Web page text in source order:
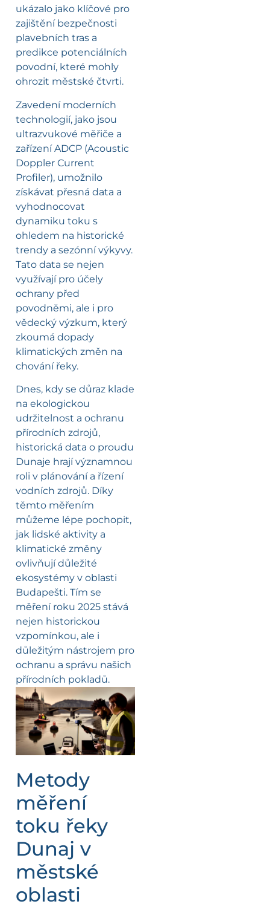
ukázalo jako klíčové pro
zajištění bezpečnosti
plavebních tras a
predikce potenciálních
povodní, které mohly
ohrozit městské čtvrti.
Zavedení moderních
technologií, jako jsou
ultrazvukové měřiče a
zařízení ADCP (Acoustic
Doppler Current
Profiler), umožnilo
získávat přesná data a
vyhodnocovat
dynamiku toku s
ohledem na historické
trendy a sezónní výkyvy.
Tato data se nejen
využívají pro účely
ochrany před
povodněmi, ale i pro
vědecký výzkum, který
zkoumá dopady
klimatických změn na
chování řeky.
Dnes, kdy se důraz klade
na ekologickou
udržitelnost a ochranu
přírodních zdrojů,
historická data o proudu
Dunaje hrají významnou
roli v plánování a řízení
vodních zdrojů. Díky
těmto měřením
můžeme lépe pochopit,
jak lidské aktivity a
klimatické změny
ovlivňují důležité
ekosystémy v oblasti
Budapešti. Tím se
měření roku 2025 stává
nejen historickou
vzpomínkou, ale i
důležitým nástrojem pro
ochranu a správu našich
přírodních pokladů.
Metody
měření
toku řeky
Dunaj v
městské
oblasti